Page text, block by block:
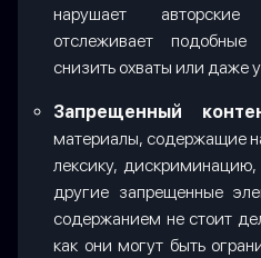
нарушает
отслеживает
снизить охваты или даже
Запрещенный
материалы, содержащие
лексику,
другие запрещенные
содержанием не стоит
как они могут быть